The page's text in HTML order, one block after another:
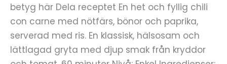
betyg här Dela receptet En het och fyllig chili
con carne med nötfärs, bönor och paprika,
serverad med ris. En klassisk, hälsosam och
lättlagad gryta med djup smak från kryddor